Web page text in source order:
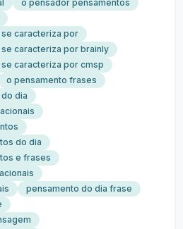
o pensador pensamentos
caracteriza por
caracteriza por brainly
caracteriza por cmsp
o pensamento frases
dia
do dia
e frases
pensamento do dia frase